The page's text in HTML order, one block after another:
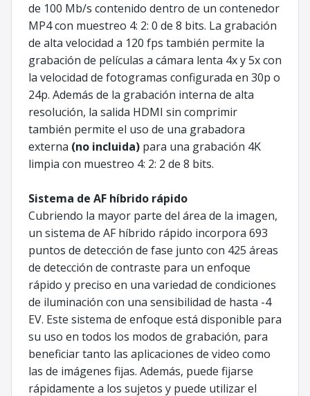
de 100 Mb/s contenido dentro de un contenedor
MP4 con muestreo 4: 2: 0 de 8 bits. La grabación
de alta velocidad a 120 fps también permite la
grabación de películas a cámara lenta 4x y 5x con
la velocidad de fotogramas configurada en 30p o
24p. Además de la grabación interna de alta
resolución, la salida HDMI sin comprimir
también permite el uso de una grabadora
externa (no incluida) para una grabación 4K
limpia con muestreo 4: 2: 2 de 8 bits.
Sistema de AF híbrido rápido
Cubriendo la mayor parte del área de la imagen,
un sistema de AF híbrido rápido incorpora 693
puntos de detección de fase junto con 425 áreas
de detección de contraste para un enfoque
rápido y preciso en una variedad de condiciones
de iluminación con una sensibilidad de hasta -4
EV. Este sistema de enfoque está disponible para
su uso en todos los modos de grabación, para
beneficiar tanto las aplicaciones de video como
las de imágenes fijas. Además, puede fijarse
rápidamente a los sujetos y puede utilizar el